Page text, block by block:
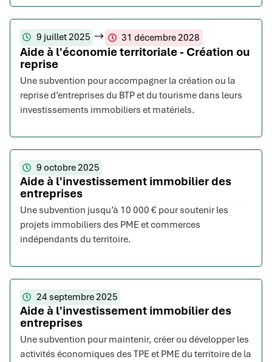
9 juillet 2025 31 décembre 2028
Aide à l'économie territoriale - Création ou
reprise
Une subvention pour accompagner la création ou la
reprise d’entreprises du BTP et du tourisme dans leurs
investissements immobiliers et matériels.
9 octobre 2025
Aide à l'investissement immobilier des
entreprises
Une subvention jusqu’à 10 000 € pour soutenir les
projets immobiliers des PME et commerces
indépendants du territoire.
24 septembre 2025
Aide à l'investissement immobilier des
entreprises
Une subvention pour maintenir, créer ou développer les
activités économiques des TPE et PME du territoire de la